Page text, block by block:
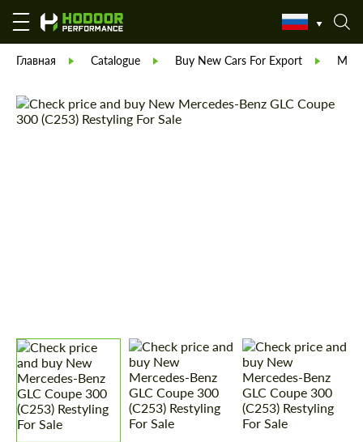
Главная Catalogue Buy New Cars For Export